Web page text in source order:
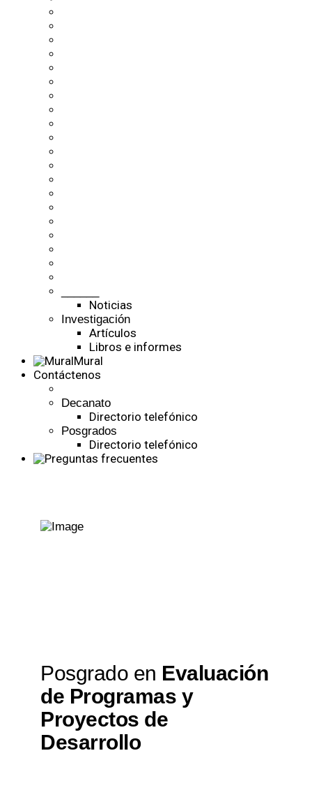
Noticias
Investigación
Artículos
Libros e informes
Mural
Contáctenos
Decanato
Directorio telefónico
Posgrados
Directorio telefónico
Posgrado en Evaluación
de Programas y
Proyectos de
Desarrollo